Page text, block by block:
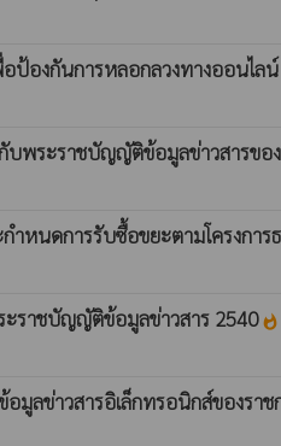
อป้องกันการหลอกลวงทางออนไล
บพระราชบัญญัติข้อมูลข่าวสารข
ำหนดการรับซื้อขยะตามโครงก
ะราชบัญญัติข้อมูลข่าวสาร 2540whatshot
มูลข่าวสารอิเล็กทรอนิกส์ของราช